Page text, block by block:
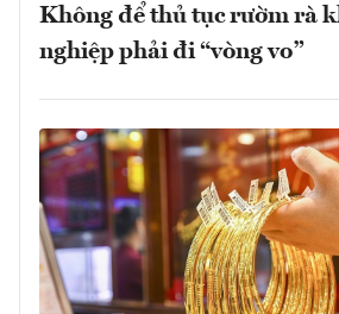
Không để thủ tục rườm rà
nghiệp phải đi “vòng vo”